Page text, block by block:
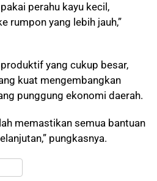
perahu kayu kecil,
rumpon yang lebih jauh,”
yang cukup besar,
kuat mengembangkan
punggung ekonomi daerah.
memastikan semua bantuan
pungkasnya.